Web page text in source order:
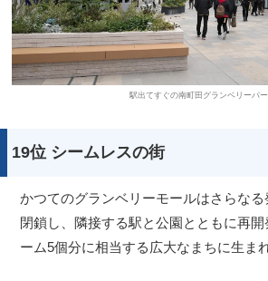
駅出てすぐの南町田グランベリーパ
19位 シームレスの街
かつてのグランベリーモールはさらな
閉鎖し、隣接する駅と公園とともに再
ーム5個分に相当する広大なまちに生ま